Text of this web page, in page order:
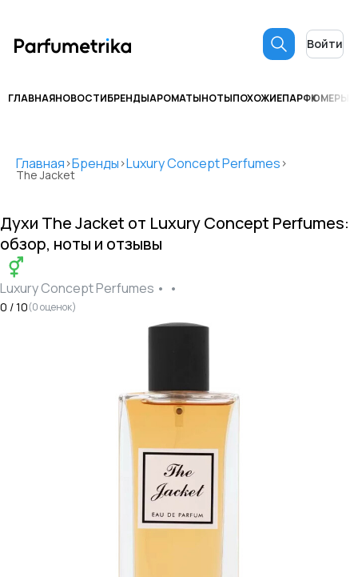
Войти
ГЛАВНАЯНОВОСТИБРЕНДЫАРОМАТЫНОТЫПОХОЖИЕПАРФЮМЕРЫ
Главная >Бренды >Luxury Concept Perfumes >
The Jacket
Духи The Jacket от Luxury Concept Perfumes:
обзор, ноты и отзывы
Luxury Concept Perfumes • •
0 / 10(0оценок)